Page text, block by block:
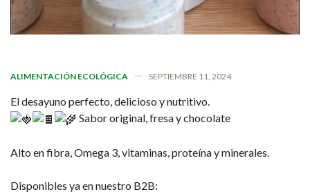
ALIMENTACIÓN ECOLÓGICA SEPTIEMBRE 11, 2024
El desayuno perfecto, delicioso y nutritivo.
Sabor original, fresa y chocolate
Alto en fibra, Omega 3, vitaminas, proteína y minerales.
Disponibles ya en nuestro B2B: